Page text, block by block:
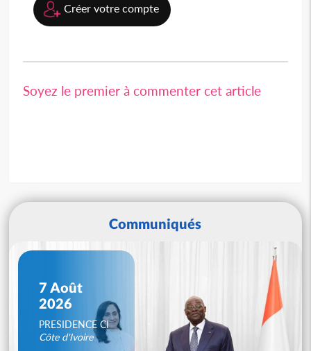
Créer votre compte
Soyez le premier à commenter cet article
Communiqués
7 Août
2026
PRESIDENCE CI
Côte d'Ivoire